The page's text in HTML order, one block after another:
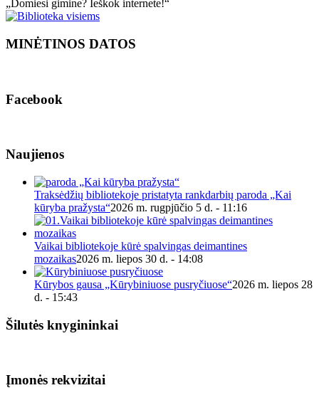
„Domiesi gimine? Ieškok internete!“
MINĖTINOS DATOS
Facebook
Naujienos
Traksėdžių bibliotekoje pristatyta rankdarbių paroda „Kai
kūryba pražysta“2026 m. rugpjūčio 5 d. - 11:16
Vaikai bibliotekoje kūrė spalvingas deimantines
mozaikas2026 m. liepos 30 d. - 14:08
Kūrybos gausa „Kūrybiniuose pusryčiuose“2026 m. liepos 28
d. - 15:43
Šilutės knygininkai
Įmonės rekvizitai